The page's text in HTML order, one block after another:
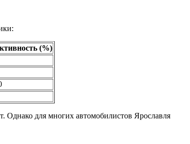
(%)
Однако для многих автомобилистов Ярославля